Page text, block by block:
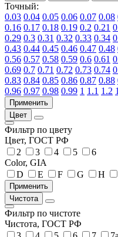
Точный:
0.03 0.04 0.05 0.06 0.07 0.08
0.16 0.17 0.18 0.19 0.2 0.21
0.29 0.3 0.31 0.32 0.33 0.34
0.43 0.44 0.45 0.46 0.47 0.48
0.56 0.57 0.58 0.59 0.6 0.61
0.69 0.7 0.71 0.72 0.73 0.74
0.83 0.84 0.85 0.86 0.87 0.88
0.96 0.97 0.98 0.99 1 1.1 1.2
Цвет
Фильтр по цвету
Цвет, ГОСТ РФ
2
3 4 5
6
Color, GIA
D
E F G H
Чистота
Фильтр по чистоте
Чистота, ГОСТ РФ